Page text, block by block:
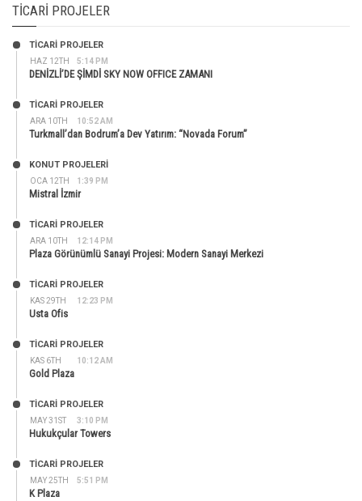
TICARI PROJELER
HAZ 12TH 5:14 PM
TİCARİ PROJELER
DENİZLİ’DE ŞİMDİ SKY NOW OFFICE ZAMANI
ARA 10TH 10:52 AM
TİCARİ PROJELER
Turkmall’dan Bodrum’a Dev Yatırım: “Novada Forum”
OCA 12TH 1:39 PM
KONUT PROJELERI
Mistral İzmir
ARA 10TH 12:14 PM
TİCARİ PROJELER
Plaza Görünümlü Sanayi Projesi: Modern Sanayi Merkezi
KAS 29TH 12:23 PM
TİCARİ PROJELER
Usta Ofis
KAS 6TH 10:12 AM
TİCARİ PROJELER
Gold Plaza
MAY 31ST 3:10 PM
TİCARİ PROJELER
Hukukçular Towers
MAY 25TH 5:51 PM
TİCARİ PROJELER
K Plaza